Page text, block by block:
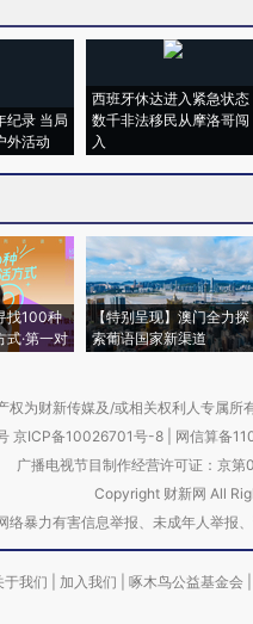
纪录 当局
外活动
西班牙休达进入紧急状态
数千非法移民从摩洛哥闯
入
找100种
式·第一对
【特别呈现】澳门全力探
索葡语国家新渠道
权为财新传媒及/或相关权利人专属所
京ICP备10026701号-8 网信算备
广播电视节目制作经营许可证：京第
Copyright 财新网 All
络暴力有害信息举报、未成年人举
于我们 加入我们 啄木鸟公益基金会